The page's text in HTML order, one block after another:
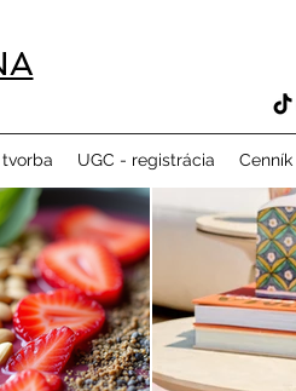
tvorba UGC - registrácia Cenník